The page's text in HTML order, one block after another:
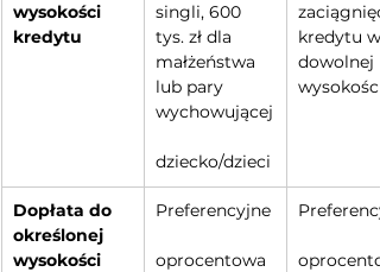
wysokości
kredytu
singli, 600
tys. zł dla
małżeństwa
lub pary
wychowującej
dziecko/dzieci
kredytu w
dowolnej
wysokości
Dopłata do
określonej
wysokości
Preferencyjne
oprocentowa